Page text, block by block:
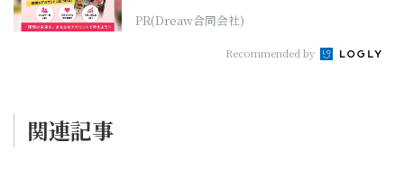
PR(Dreaw合同会社)
Recommended by
関連記事